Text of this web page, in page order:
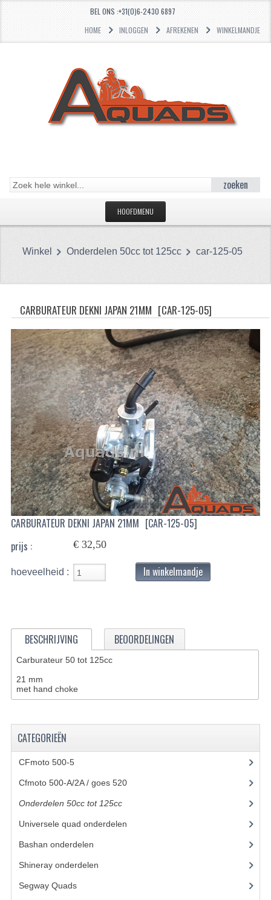
BEL ONS :+31(0)6-2430 6897
HOME
INLOGGEN AFREKENEN WINKELMANDJE
zoeken
HOOFDMENU
CFMOTO 500-5
CFMOTO 500-A/2A / GOES 520
BRANDSTOF SYSTEEM
LAGERS
PAKKINGEN
PLASTIC PARTS
VERLICHTING
ONDERDELEN 50CC TOT 125CC
UNIVERSELE QUAD ONDERDELEN
BASHAN ONDERDELEN
BASHAN 200S-7-200S-A
KABELS
KAPPEN EN FRAME
SCHOKBREKERS
STUUR INRICHTING
Winkel Onderdelen 50cc tot 125cc car-125-05
CARBURATEUR DEKNI JAPAN 21MM [CAR-125-05]
CARBURATEUR DEKNI JAPAN 21MM [CAR-125-05]
prijs :
€ 32,50
hoeveelheid : In winkelmandje
BESCHRIJVING BEOORDELINGEN
Carburateur 50 tot 125cc
21 mm
met hand choke
CATEGORIEËN
CFmoto 500-5(5)
Cfmoto 500-A/2A / goes 520(347)
Onderdelen 50cc tot 125cc(49)
Universele quad onderdelen
Bashan onderdelen
Shineray onderdelen
Segway Quads(6)